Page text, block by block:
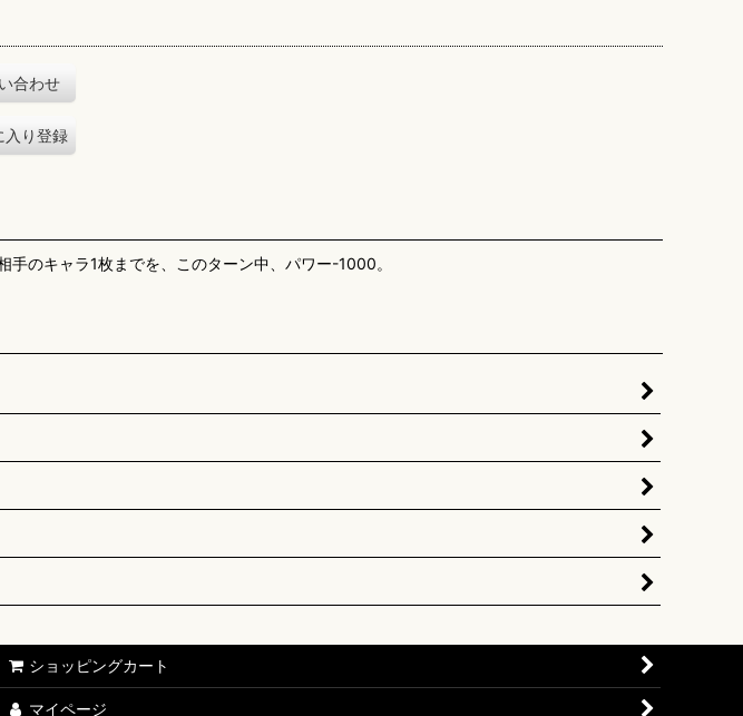
合わせ
入り登録
のキャラ1枚までを、このターン中、パワー-1000。
ショッピングカート
マイページ